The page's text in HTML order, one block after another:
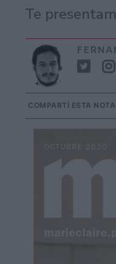
Te
COMPARTÍ ESTA NOTA